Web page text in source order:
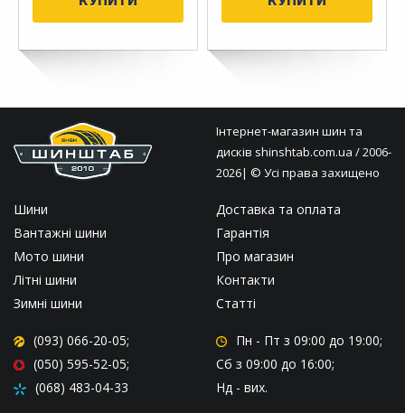
Шини
Вантажні шини
Мото шини
Літні шини
Зимні шини
Доставка та оплата
Гарантія
Про магазин
Контакти
Статті
(093) 066-20-05;
(050) 595-52-05;
(068) 483-04-33
Пн - Пт з 09:00 до 19:00;
Сб з 09:00 до 16:00;
Нд - вих.
Інтернет-магазин шин та
дисків shinshtab.com.ua / 2006-
2026| © Усі права захищено